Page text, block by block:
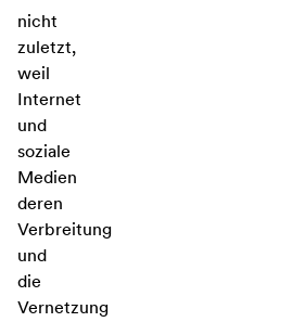
nicht
zuletzt,
weil
Internet
und
soziale
Medien
deren
Verbreitung
und
die
Vernetzung